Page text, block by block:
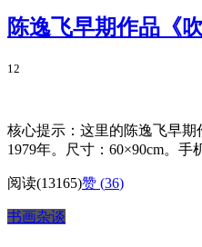
陈逸飞早期作品《
12
核心提示：这里的陈逸飞早
1979年。尺寸：60×90cm。
阅读(13165)赞 (36)
书画杂谈